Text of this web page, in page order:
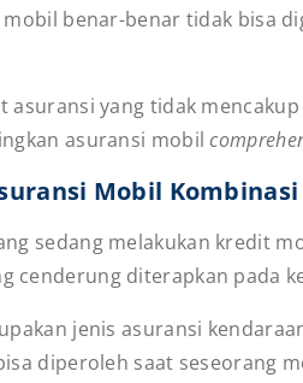
benar-benar tidak bisa
asuransi yang tidak
asuransi mobil
Mobil Kombinasi
sedang melakukan kredit
cenderung diterapkan pada
jenis asuransi
diperoleh saat seseorang